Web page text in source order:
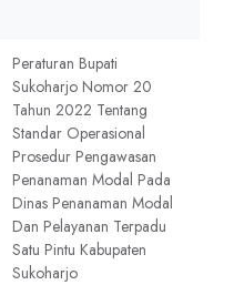
Peraturan Bupati
Sukoharjo Nomor 20
Tahun 2022 Tentang
Standar Operasional
Prosedur Pengawasan
Penanaman Modal Pada
Dinas Penanaman Modal
Dan Pelayanan Terpadu
Satu Pintu Kabupaten
Sukoharjo